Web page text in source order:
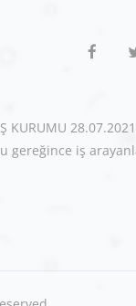
İŞ KURUMU
gereğince iş